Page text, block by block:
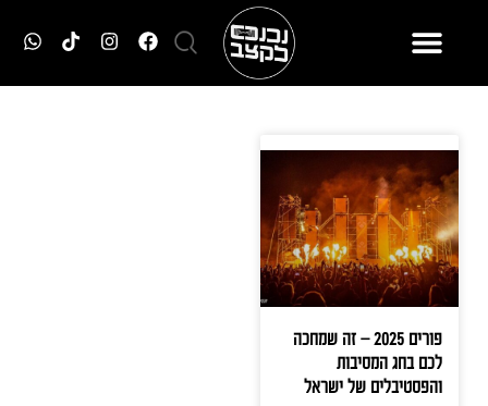
פורים 2025 – זה שמחכה
לכם בחג המסיבות
והפסטיבלים של ישראל